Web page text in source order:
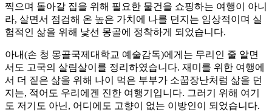
찍으며 돌아갈 집을 위해 필요한 물건을 쇼핑하는 여행이 아니
라, 살면서 점검해 온 높은 가치에 나를 던지는 임상적이며 실
험적인 삶을 위해 낯선 몽골에 정착하게 되었습니다.
아내(손 청 몽골국제대학교 예술감독)에게는 무리인 줄 알면
서도 고국의 살림살이를 정리하였습니다. 재미를 위한 여행에
서 더 짙은 삶을 위해 나이 먹은 부부가 소꿉장난처럼 삶을 던
지는, 적어도 우리에겐 진한 여행기입니다. 그러기 위해 여기
도 저기도 아닌, 어디에도 고향이 없는 이방인이 되었습니다.